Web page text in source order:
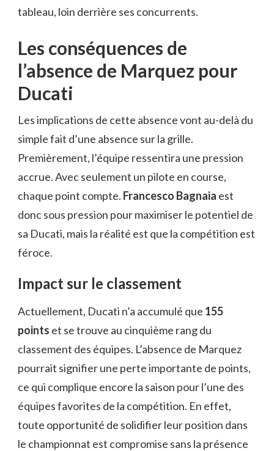
tableau, loin derrière ses concurrents.
Les conséquences de
l’absence de Marquez pour
Ducati
Les implications de cette absence vont au-delà du
simple fait d’une absence sur la grille.
Premièrement, l’équipe ressentira une pression
accrue. Avec seulement un pilote en course,
chaque point compte. Francesco Bagnaia est
donc sous pression pour maximiser le potentiel de
sa Ducati, mais la réalité est que la compétition est
féroce.
Impact sur le classement
Actuellement, Ducati n’a accumulé que 155
points et se trouve au cinquième rang du
classement des équipes. L’absence de Marquez
pourrait signifier une perte importante de points,
ce qui complique encore la saison pour l’une des
équipes favorites de la compétition. En effet,
toute opportunité de solidifier leur position dans
le championnat est compromise sans la présence